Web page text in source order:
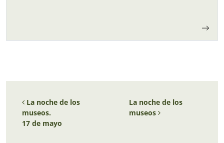
Navegación de entradas
La noche de los
museos.
17 de mayo
La noche de los
museos